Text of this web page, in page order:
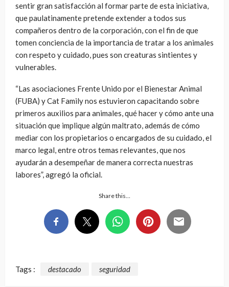
sentir gran satisfacción al formar parte de esta iniciativa,
que paulatinamente pretende extender a todos sus
compañeros dentro de la corporación, con el fin de que
tomen conciencia de la importancia de tratar a los animales
con respeto y cuidado, pues son creaturas sintientes y
vulnerables.
“Las asociaciones Frente Unido por el Bienestar Animal
(FUBA) y Cat Family nos estuvieron capacitando sobre
primeros auxilios para animales, qué hacer y cómo ante una
situación que implique algún maltrato, además de cómo
mediar con los propietarios o encargados de su cuidado, el
marco legal, entre otros temas relevantes, que nos
ayudarán a desempeñar de manera correcta nuestras
labores”, agregó la oficial.
Share this…
Tags : destacado seguridad